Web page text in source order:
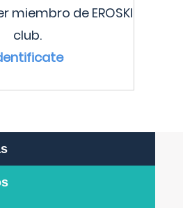
miembro de EROSKI
club.